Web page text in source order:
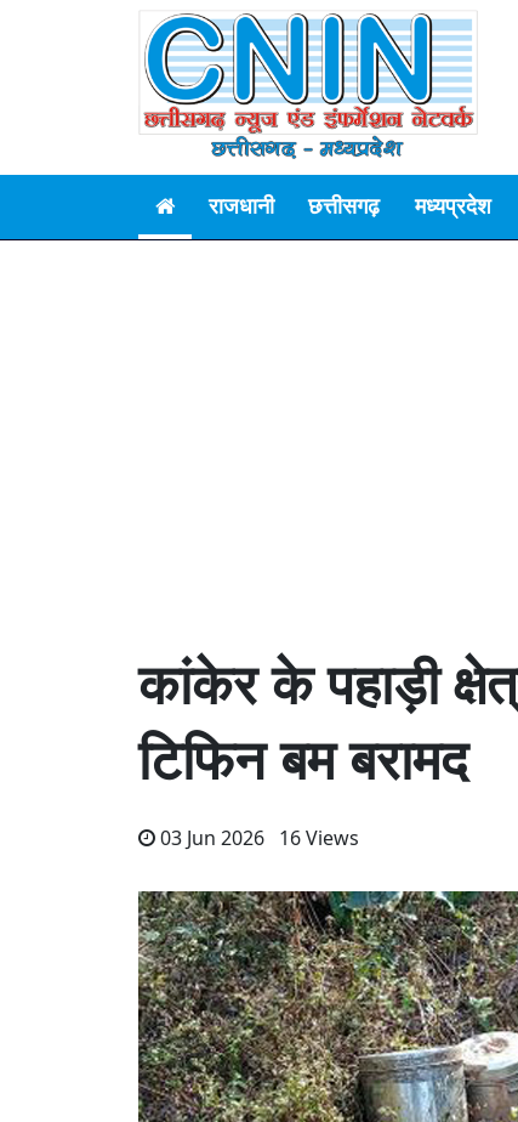
राजधानी छत्तीसगढ़ मध्यप्रदेश
कांकेर के पहाड़ी
टिफिन बम बरामद
03 Jun 2026 16 Views